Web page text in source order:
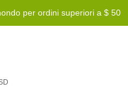
per ordini superiori a $ 50